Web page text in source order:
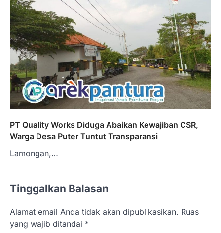
PT Quality Works Diduga Abaikan Kewajiban CSR,
Warga Desa Puter Tuntut Transparansi
Lamongan,…
Tinggalkan Balasan
Alamat email Anda tidak akan dipublikasikan. Ruas
yang wajib ditandai *